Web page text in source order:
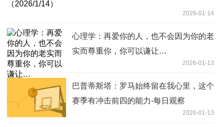
2026-01-14
心理学：再爱你的人，也不会因为你的老
实而尊重你，你可以谦让…
2026-01-13
巴普蒂斯塔：罗马始终留在我心里，这个
赛季有冲击前四的能力-每日观察
2026-01-13